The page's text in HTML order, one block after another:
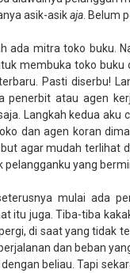
asik-asikaja . Belum
ada mitra toko buku.
membuka toko
Pasti diserbu!
penerbit atau agen
Langkah kedua aku
dan agen koran
agar mudah terlihat
pelangganku yang
mulai ada
itu juga. Tiba-tiba
di saat yang tidak
dan beban
beliau. Tapi